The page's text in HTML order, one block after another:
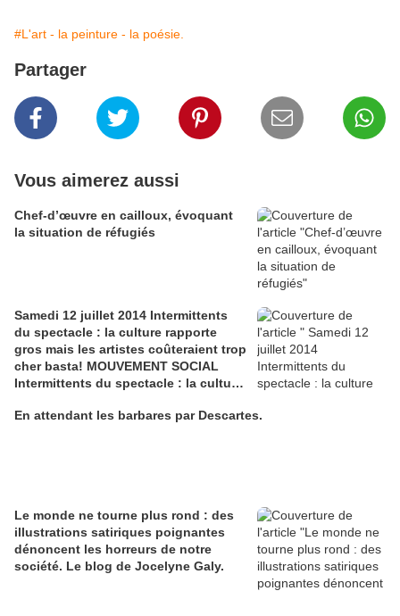
#L'art - la peinture - la poésie.
Partager
Vous aimerez aussi
Chef-d’œuvre en cailloux, évoquant
la situation de réfugiés
Samedi 12 juillet 2014 Intermittents
du spectacle : la culture rapporte
gros mais les artistes coûteraient trop
cher basta! MOUVEMENT SOCIAL
Intermittents du spectacle : la culture
coûteraient trop cher
En attendant les barbares par Descartes.
Le monde ne tourne plus rond : des
illustrations satiriques poignantes
dénoncent les horreurs de notre
société. Le blog de Jocelyne Galy.